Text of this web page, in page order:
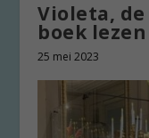
Violeta,
boek lezen
25 mei 2023